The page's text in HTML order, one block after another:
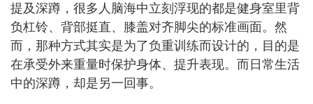
提及深蹲，很多人脑海中立刻浮现的都是健身室里背
负杠铃、背部挺直、膝盖对齐脚尖的标准画面。然
而，那种方式其实是为了负重训练而设计的，目的是
在承受外来重量时保护身体、提升表现。而日常生活
中的深蹲，却是另一回事。